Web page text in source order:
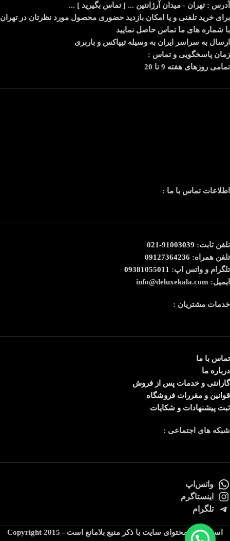
آدرس : تهران - میدان آرژانتین ... [ تماس بگیرید ] ...
برای خرید تلفنی و یا امکان بازدید حضوری محصول مورد نظرتان در تهران
با شماره های ما تماس حاصل نمایید
ارسال به سراسر ایران به وسیله تیپاکس و باربری
زمان پاسخگویی و تماس :
تمامی روزهای هفته 9 تا 20
اطلاعات تماس با ما :
تلفن ثابت: 91003039-021
تلفن همراه: 09127364236
تلگرام و واتس اپ: 09381055011
ایمیل: info@deluxekala.com
خدمات مشتریان :
تماس با ما
درباره ما
گارانتی و خدمات پس از فروش
قوانین و مقررات فروشگاه
ثبت پیشنهادات و شکایات
شبکه های اجتماعی :
واتس‌اپ
اینستاگرم
تلگرام
استفاده از محتوای سایت با ذکر منبع بلامانع است Copyright 2015 -